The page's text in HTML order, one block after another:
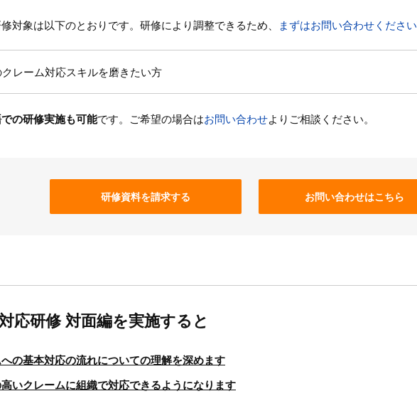
対象は以下のとおりです。研修により調整できるため、 まずはお問い合わせください
レーム対応スキルを磨きたい方
の研修実施も可能です。ご希望の場合はお問い合わせよりご相談ください。
研修資料を請求する お問い合わせはこちら
応研修 対面編を実施すると
の基本対応の流れについての理解を深めます
いクレームに組織で対応できるようになります